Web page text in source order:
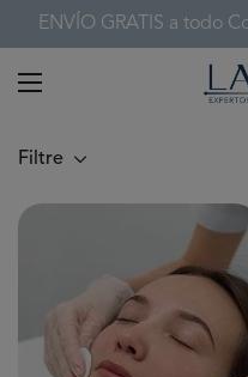
ENVÍO GRATIS a todo
Filtre